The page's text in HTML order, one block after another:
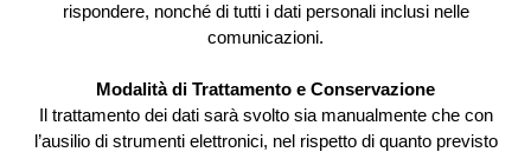
rispondere, nonché di tutti i dati personali inclusi nelle
comunicazioni.
Modalità di Trattamento e Conservazione
Il trattamento dei dati sarà svolto sia manualmente che con
l’ausilio di strumenti elettronici, nel rispetto di quanto previsto